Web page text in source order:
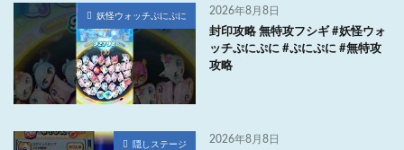
妖怪ウォッチぷにぷに 2026年8月8日
封印攻略 無特攻フシギ #妖怪ウォ
ッチぷにぷに #ぷにぷに #無特攻
攻略
隠しステージ 2026年8月8日